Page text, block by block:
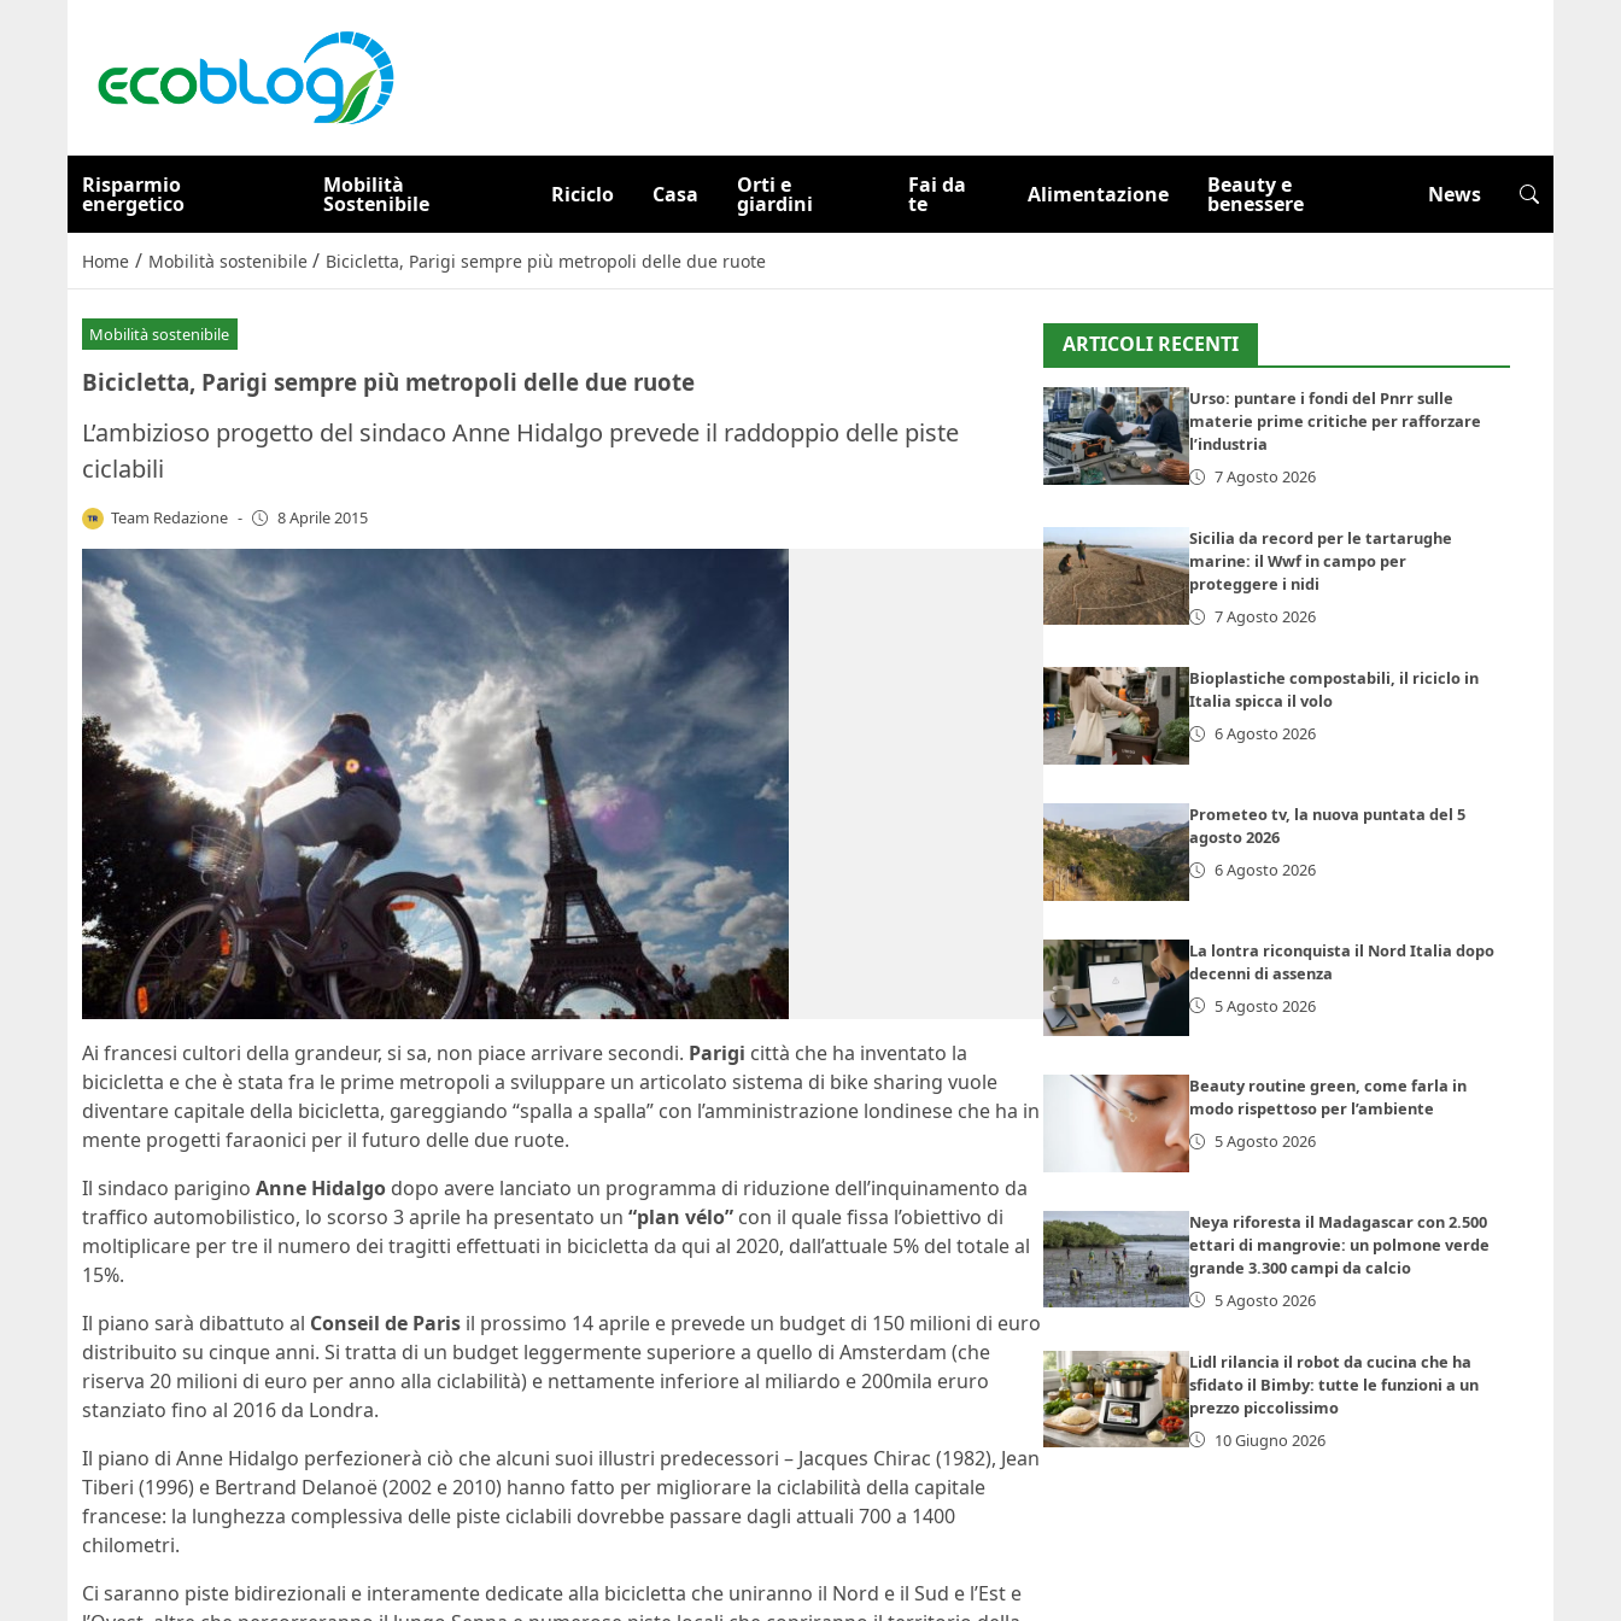
Risparmio
energetico
Mobilità
Sostenibile Riciclo Casa Orti e
giardini
Fai da
te Alimentazione Beauty e
benessere News
Home / Mobilità sostenibile / Bicicletta, Parigi sempre più metropoli delle due ruote
Mobilità sostenibile
Bicicletta, Parigi sempre più metropoli delle due ruote
L’ambizioso progetto del sindaco Anne Hidalgo prevede il raddoppio delle piste
ciclabili
Team Redazione - 8 Aprile 2015
Ai francesi cultori della grandeur, si sa, non piace arrivare secondi. Parigi città che ha inventato la
bicicletta e che è stata fra le prime metropoli a sviluppare un articolato sistema di bike sharing vuole
diventare capitale della bicicletta, gareggiando “spalla a spalla” con l’amministrazione londinese che ha in
mente progetti faraonici per il futuro delle due ruote.
Il sindaco parigino Anne Hidalgo dopo avere lanciato un programma di riduzione dell’inquinamento da
traffico automobilistico, lo scorso 3 aprile ha presentato un “plan vélo” con il quale fissa l’obiettivo di
moltiplicare per tre il numero dei tragitti effettuati in bicicletta da qui al 2020, dall’attuale 5% del totale al
15%.
Il piano sarà dibattuto al Conseil de Paris il prossimo 14 aprile e prevede un budget di 150 milioni di euro
distribuito su cinque anni. Si tratta di un budget leggermente superiore a quello di Amsterdam (che
riserva 20 milioni di euro per anno alla ciclabilità) e nettamente inferiore al miliardo e 200mila eruro
stanziato fino al 2016 da Londra.
Il piano di Anne Hidalgo perfezionerà ciò che alcuni suoi illustri predecessori – Jacques Chirac (1982), Jean
Tiberi (1996) e Bertrand Delanoë (2002 e 2010) hanno fatto per migliorare la ciclabilità della capitale
francese: la lunghezza complessiva delle piste ciclabili dovrebbe passare dagli attuali 700 a 1400
chilometri.
Ci saranno piste bidirezionali e interamente dedicate alla bicicletta che uniranno il Nord e il Sud e l’Est e
ARTICOLI RECENTI
Urso: puntare i fondi del Pnrr sulle
materie prime critiche per rafforzare
l’industria
7 Agosto 2026
Sicilia da record per le tartarughe
marine: il Wwf in campo per
proteggere i nidi
7 Agosto 2026
Bioplastiche compostabili, il riciclo in
Italia spicca il volo
6 Agosto 2026
Prometeo tv, la nuova puntata del 5
agosto 2026
6 Agosto 2026
La lontra riconquista il Nord Italia dopo
decenni di assenza
5 Agosto 2026
Beauty routine green, come farla in
modo rispettoso per l’ambiente
5 Agosto 2026
Neya riforesta il Madagascar con 2.500
ettari di mangrovie: un polmone verde
grande 3.300 campi da calcio
5 Agosto 2026
Lidl rilancia il robot da cucina che ha
sfidato il Bimby: tutte le funzioni a un
prezzo piccolissimo
10 Giugno 2026